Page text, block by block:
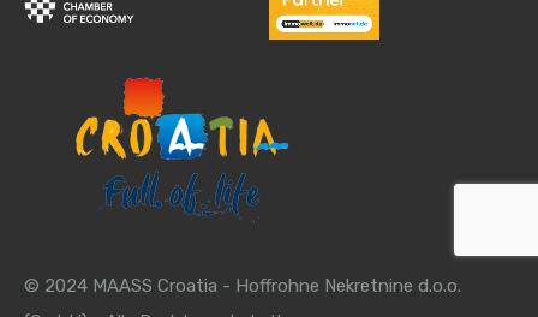
© 2024 MAASS Croatia - Hoffrohne Nekretnine d.o.o.